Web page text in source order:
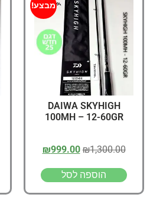
מבצע!
DAIWA SKYHIGH
100MH – 12-60GR
₪1,300.00
₪999.00
הוספה לסל